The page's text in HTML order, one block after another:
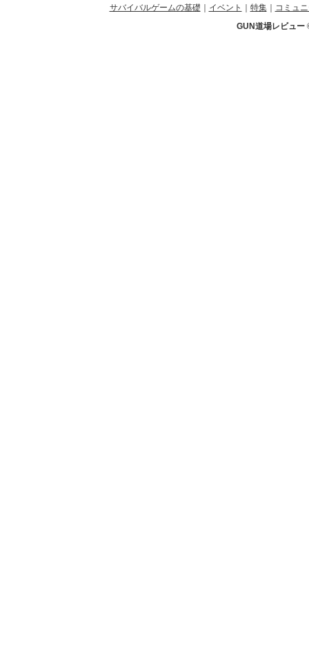
サバイバルゲームの基礎 ｜ イベント ｜ 特集｜ コミュ
GUN道場レビュー